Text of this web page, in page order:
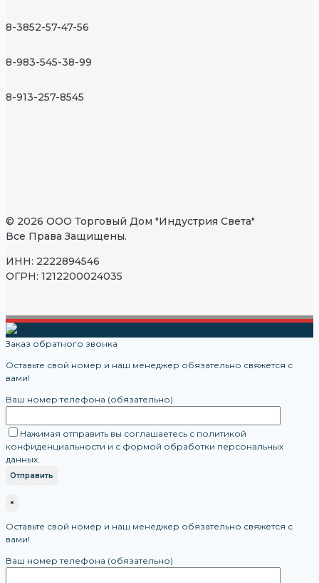
8-3852-57-47-56
8-983-545-38-99
8-913-257-8545
© 2026 ООО Торговый Дом "Индустрия Света"
Все Права Защищены.
ИНН: 2222894546
ОГРН: 1212200024035
Заказ обратного звонка
Оставьте свой номер и наш менеджер обязательно свяжется с
вами!
Ваш номер телефона (обязательно)
Нажимая отправить вы соглашаетесь с политикой
конфиденциальности и с формой обработки персональных
данных.
×
Оставьте свой номер и наш менеджер обязательно свяжется с
вами!
Ваш номер телефона (обязательно)